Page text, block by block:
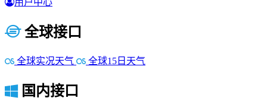
用户中心
全球接口
全球实况天气 全球15日天气
国内接口